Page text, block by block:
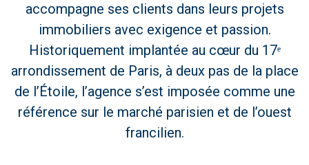
accompagne ses clients dans leurs projets
immobiliers avec exigence et passion.
Historiquement implantée au cœur du 17ᵉ
arrondissement de Paris, à deux pas de la place
de l’Étoile, l’agence s’est imposée comme une
référence sur le marché parisien et de l’ouest
francilien.